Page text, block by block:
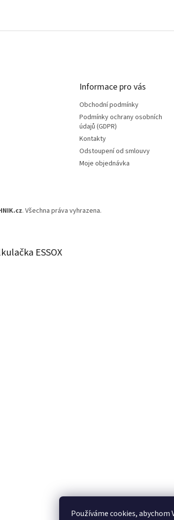
Používáme cookies,
Informace pro vás
Obchodní podmínky
Podmínky ochrany osobních
údajů (GDPR)
Kontakty
Odstoupení od smlouvy
Moje objednávka
. Všechna práva vyhrazena.
ESSOX